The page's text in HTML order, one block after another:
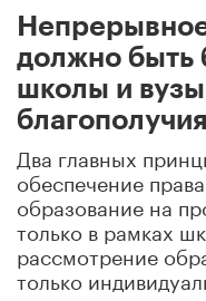
должно быть
школы и
благополучия
Два главных
обеспечение
образование на
только в рамках
рассмотрение
только